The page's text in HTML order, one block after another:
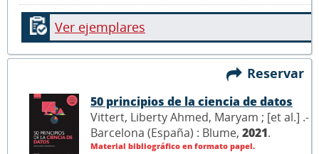
Ver ejemplares
Reservar
50 principios de la ciencia de datos
Vittert, Liberty Ahmed, Maryam ; [et al.] .-
Barcelona (España) : Blume, 2021.
Material bibliográfico en formato papel.